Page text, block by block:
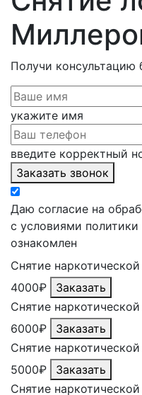
Получи консультацию
укажите имя
введите корректный
Заказать звонок
Даю согласие на
с условиями
ознакомлен
Снятие
4000₽
Заказать
Снятие
6000₽
Заказать
Снятие
5000₽
Заказать
Снятие